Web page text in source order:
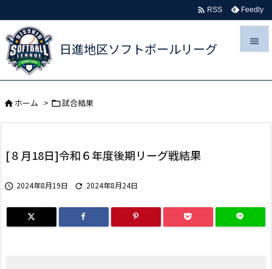
日進地区ソフトボールリーグ 
メニュ

検索
 RSS Feedly
ホーム > 試合結果
[８月18日]令和６年度後期リーグ戦結果
 2024年8月19日  2024年8月24日